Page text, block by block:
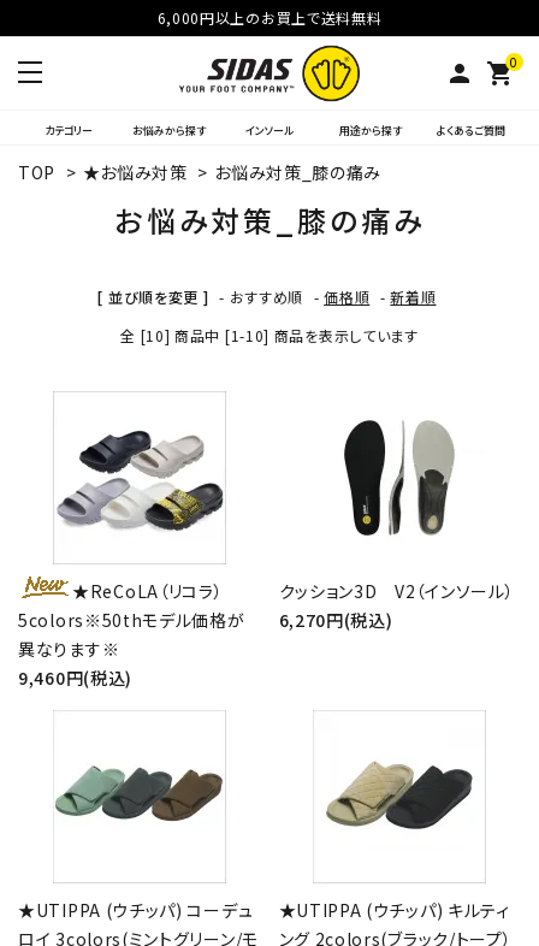
6,000円以上のお買上で送料無料
person 0
shopping_cart
カテゴリー お悩みから探す インソール 用途から探す よくあるご質問
TOP > ★お悩み対策 > お悩み対策_膝の痛み
お悩み対策_膝の痛み
[ 並び順を変更 ] - おすすめ順 -価格順 -新着順
全 [10] 商品中 [1-10] 商品を表示しています
★ReCoLA（リコラ）
5colors※50thモデル価格が
異なります※
9,460円(税込)
クッション3D V2（インソール）
6,270円(税込)
★UTIPPA (ウチッパ) コーデュ
ロイ 3colors(ミントグリーン/モ
★UTIPPA (ウチッパ) キルティ
ング 2colors(ブラック/トープ）